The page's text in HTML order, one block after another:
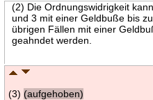
(2) Die Ordnungswidrigkeit
und 3 mit einer Geldbuße bis
übrigen Fällen mit einer
geahndet werden.
(3) (aufgehoben)